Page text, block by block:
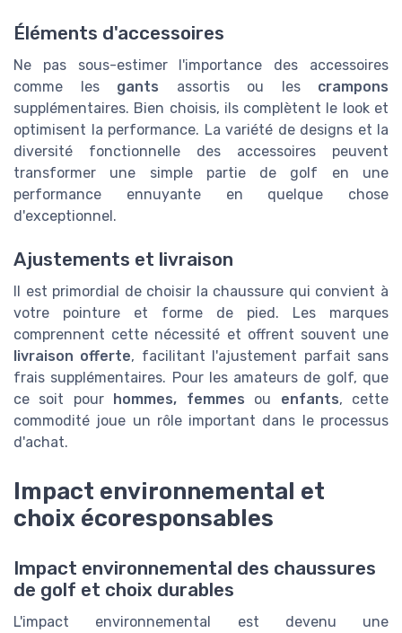
Éléments d'accessoires
Ne pas sous-estimer l'importance des accessoires
comme les gants assortis ou les crampons
supplémentaires. Bien choisis, ils complètent le look et
optimisent la performance. La variété de designs et la
diversité fonctionnelle des accessoires peuvent
transformer une simple partie de golf en une
performance ennuyante en quelque chose
d'exceptionnel.
Ajustements et livraison
Il est primordial de choisir la chaussure qui convient à
votre pointure et forme de pied. Les marques
comprennent cette nécessité et offrent souvent une
livraison offerte, facilitant l'ajustement parfait sans
frais supplémentaires. Pour les amateurs de golf, que
ce soit pour
hommes, femmes ou enfants, cette
commodité joue un rôle important dans le processus
d'achat.
Impact environnemental et
choix écoresponsables
Impact environnemental des chaussures
de golf et choix durables
L'impact environnemental est devenu une